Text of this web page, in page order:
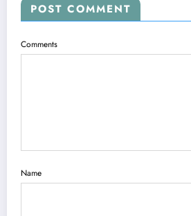
POST COMMENT
Comments
Name